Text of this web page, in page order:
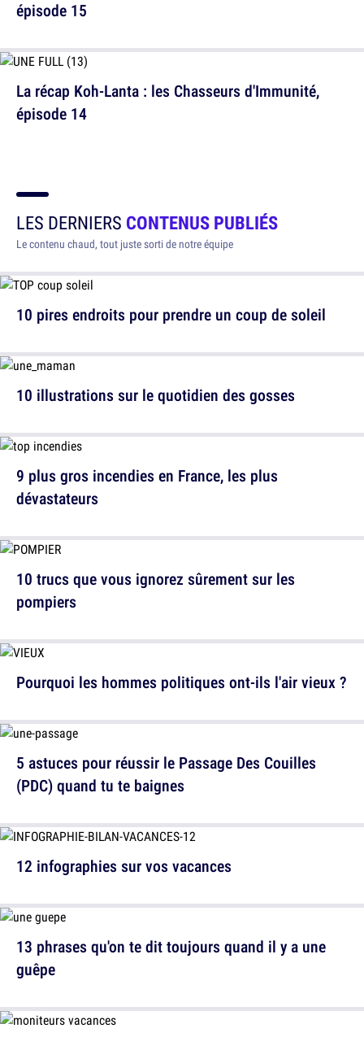
épisode 15
La récap Koh-Lanta : les Chasseurs d'Immunité,
épisode 14
LES DERNIERS CONTENUS PUBLIÉS
Le contenu chaud, tout juste sorti de notre équipe
10 pires endroits pour prendre un coup de soleil
9 plus gros incendies en France, les plus
dévastateurs
Pourquoi les hommes politiques ont-ils l'air vieux ?
12 infographies sur vos vacances
10 illustrations sur le quotidien des gosses
10 trucs que vous ignorez sûrement sur les
pompiers
5 astuces pour réussir le Passage Des Couilles
(PDC) quand tu te baignes
13 phrases qu'on te dit toujours quand il y a une
guêpe